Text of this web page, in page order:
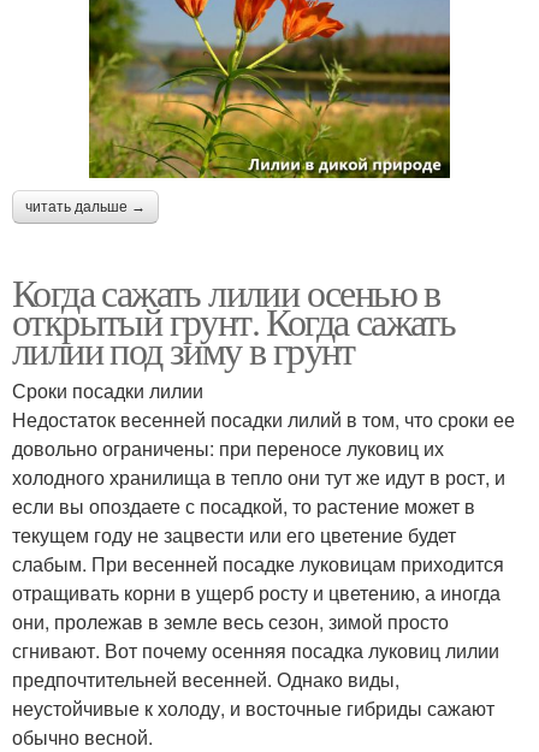
читать дальше →
Когда сажать лилии осенью в
открытый грунт. Когда сажать
лилии под зиму в грунт
Сроки посадки лилии
Недостаток весенней посадки лилий в том, что сроки ее
довольно ограничены: при переносе луковиц их
холодного хранилища в тепло они тут же идут в рост, и
если вы опоздаете с посадкой, то растение может в
текущем году не зацвести или его цветение будет
слабым. При весенней посадке луковицам приходится
отращивать корни в ущерб росту и цветению, а иногда
они, пролежав в земле весь сезон, зимой просто
сгнивают. Вот почему осенняя посадка луковиц лилии
предпочтительней весенней. Однако виды,
неустойчивые к холоду, и восточные гибриды сажают
обычно весной.